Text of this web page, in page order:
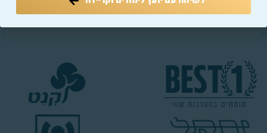
ביטוח מקצועי